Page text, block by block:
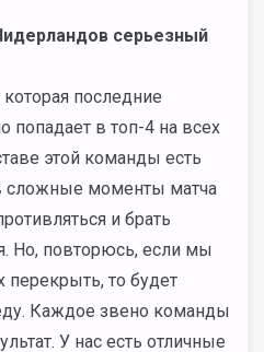
серьезный
последние
попадает в топ-4 на всех
этой команды есть
сложные моменты матча
и брать
Но, повторюсь, если мы
то будет
Каждое звено команды
У нас есть отличные